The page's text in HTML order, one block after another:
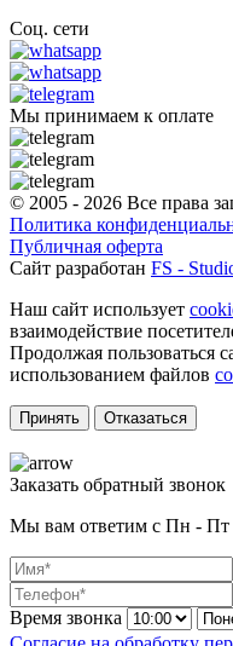
Соц. сети
Мы принимаем к оплате
© 2005 - 2026 Все права
Политика
Публичная оферта
Сайт разработан FS -
Наш сайт использует
взаимодействие
Продолжая пользоваться
использованием файлов
Принять Отказаться
Заказать обратный звонок
Мы вам ответим с Пн - Пт
Время звонка